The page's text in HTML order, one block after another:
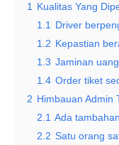
1
Kualitas Yang
1.1
Driver
1.2 Kepastian
1.3 Jaminan
1.4 Order tiket
2 Himbauan Admin
2.1 Ada
2.2 Satu orang